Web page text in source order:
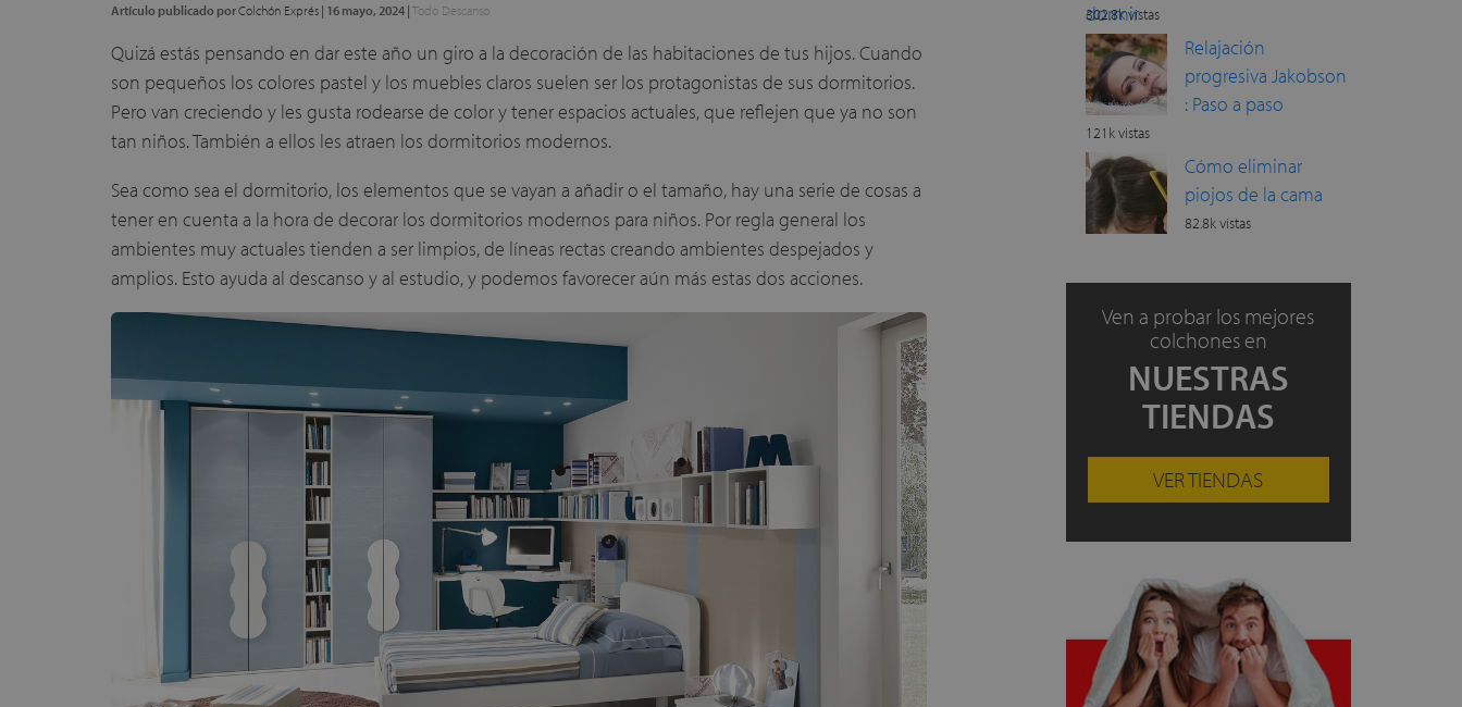
Artículo publicado porColchón Exprés | 16 mayo, 2024 | Todo Descanso
Quizá estás pensando en dar este año un giro a la decoración de las habitaciones de tus hijos. Cuando
son pequeños los colores pastel y los muebles claros suelen ser los protagonistas de sus dormitorios.
Pero van creciendo y les gusta rodearse de color y tener espacios actuales, que reflejen que ya no son
tan niños. También a ellos les atraen los dormitorios modernos.
Sea como sea el dormitorio, los elementos que se vayan a añadir o el tamaño, hay una serie de cosas a
tener en cuenta a la hora de decorar los dormitorios modernos para niños. Por regla general los
ambientes muy actuales tienden a ser limpios, de líneas rectas creando ambientes despejados y
amplios. Esto ayuda al descanso y al estudio, y podemos favorecer aún más estas dos acciones.
302.8k vistas
Relajación
progresiva Jakobson
: Paso a paso
121k vistas
Cómo eliminar
piojos de la cama
82.8k vistas
Ven a probar los mejores
colchones en
NUESTRAS
TIENDAS
VER TIENDAS